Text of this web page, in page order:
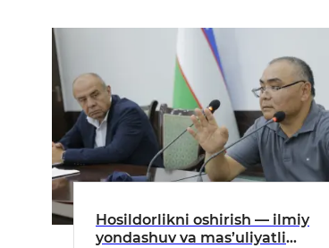
Hosildorlikni oshirish — ilmiy
yondashuv va mas’uliyatli